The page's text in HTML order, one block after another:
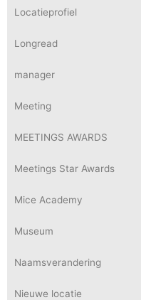
Locatieprofiel
Longread
manager
Meeting
MEETINGS AWARDS
Meetings Star Awards
Mice Academy
Museum
Naamsverandering
Nieuwe locatie